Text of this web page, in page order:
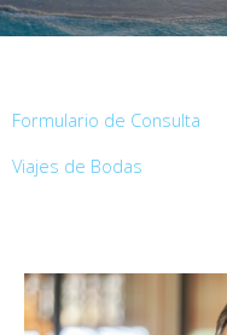
Formulario de Consulta
Viajes de Bodas